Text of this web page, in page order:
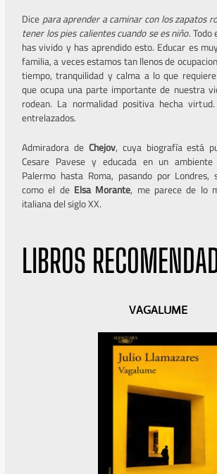
Dicepara aprender a caminar con los zapatos
tener los pies calientes cuando se es niño.
has vivido y has aprendido esto. Educar es
familia, a veces estamos tan llenos de
tiempo, tranquilidad y calma a lo que
que ocupa una parte importante de nuestra
rodean. La normalidad positiva hecha
entrelazados.
Admiradora de Chejov, cuya biografía está
Cesare Pavese y educada en un
Palermo hasta Roma, pasando por Londres,
como el de Elsa Morante, me parece de lo
italiana del siglo XX.
LIBROS
VAGALUME